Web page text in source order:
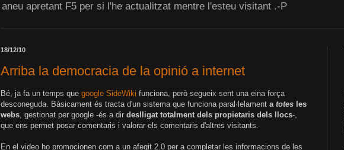
aneu apretant F5 per si l'he actualitzat mentre l'esteu visitant .-P
18/12/10
Arriba la democracia de la opinió a internet
Bé, ja fa un temps que google SideWiki funciona, però segueix sent una eina força
desconeguda. Bàsicament és tracta d'un sistema que funciona paral·lelament a totes les
webs, gestionat per google -és a dir deslligat totalment dels propietaris dels llocs-,
que ens permet posar comentaris i valorar els comentaris d'altres visitants.
En el video ho promocionen com a un afegit 2.0 per a completar les informacions de les